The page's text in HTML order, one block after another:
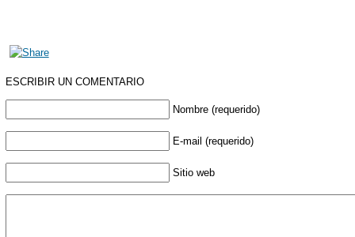
ESCRIBIR UN COMENTARIO
Nombre (requerido)
E-mail (requerido)
Sitio web